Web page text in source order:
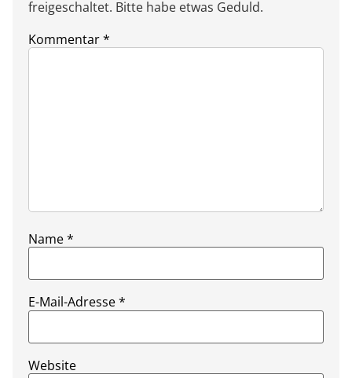
freigeschaltet. Bitte habe etwas Geduld.
Kommentar*
Name*
E-Mail-Adresse*
Website